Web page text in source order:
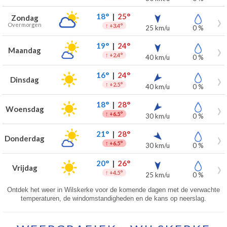
Zondag
Overmorgen
18°| 25°
↑ +3.4° 25 km/u 0 %
Maandag 19°| 24°
↑ +2.4° 40 km/u 0 %
Dinsdag 16°| 24°
↑ +2.5° 40 km/u 0 %
Woensdag 18°| 28°
↑ +6.5° 30 km/u 0 %
Donderdag 21°| 28°
↑ +6.5° 30 km/u 0 %
Vrijdag 20°| 26°
↑ +4.5° 25 km/u 0 %
Ontdek het weer in Wilskerke voor de komende dagen met de verwachte
temperaturen, de windomstandigheden en de kans op neerslag.